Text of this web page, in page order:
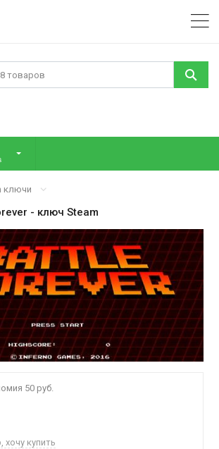
ключи
- ключ Steam
50 руб.
хочу купить